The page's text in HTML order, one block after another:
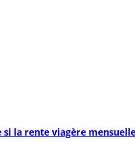
la rente viagère